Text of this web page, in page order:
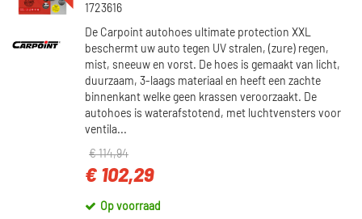
1723616
De Carpoint autohoes ultimate protection XXL
beschermt uw auto tegen UV stralen, (zure) regen,
mist, sneeuw en vorst. De hoes is gemaakt van licht,
duurzaam, 3-laags materiaal en heeft een zachte
binnenkant welke geen krassen veroorzaakt. De
autohoes is waterafstotend, met luchtvensters voor
ventila...
€ 114,94
€ 102,29
Op voorraad